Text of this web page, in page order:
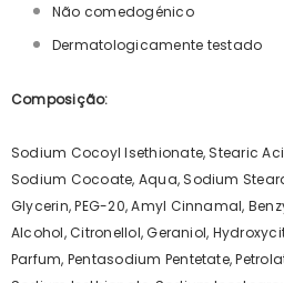
Não comedogénico
Dermatologicamente testado
Composição:
Sodium Cocoyl lsethionate, Stearic
Sodium Cocoate, Aqua, Sodium
Glycerin, PEG-20, Amyl Cinnamal,
Alcohol, Citronellol, Geraniol,
Parfum, Pentasodium Pentetate,